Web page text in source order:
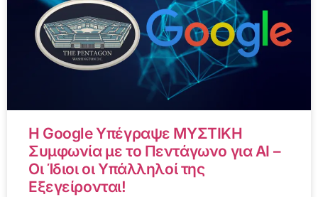
Η Google Υπέγραψε ΜΥΣΤΙΚΗ
Συμφωνία με το Πεντάγωνο για AI –
Οι Ίδιοι οι Υπάλληλοί της
Εξεγείρονται!